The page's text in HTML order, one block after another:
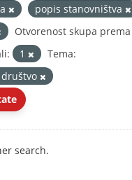
popis stanovništva
Otvorenost skupa
1
Tema:
search.